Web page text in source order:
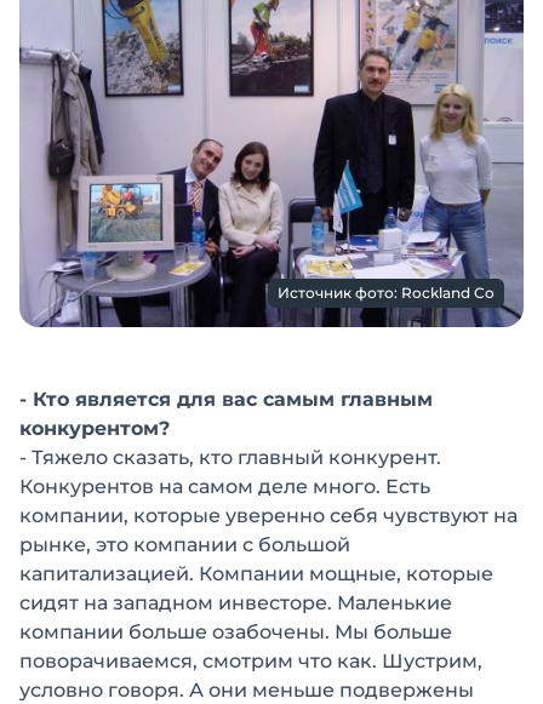
Источник фото: Rockland Co
- Кто является для вас самым главным
конкурентом?
- Тяжело сказать, кто главный конкурент.
Конкурентов на самом деле много. Есть
компании, которые уверенно себя чувствуют на
рынке, это компании с большой
капитализацией. Компании мощные, которые
сидят на западном инвесторе. Маленькие
компании больше озабочены. Мы больше
поворачиваемся, смотрим что как. Шустрим,
условно говоря. А они меньше подвержены